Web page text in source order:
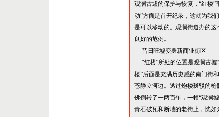
观澜古墟的保护与恢复， “红楼”
动”方面是首开纪录，这就为我
是可以移动的。观澜街道办的
良好的范例。
昔日旺墟变身新商业街区
“红楼”所处的位置是观澜古
楼”后面是充满历史感的南门街
苍静立河边。透过炮楼斑驳的
佛倒转了一两百年，一幅“观澜
青石破瓦和断墙的老街上，恍